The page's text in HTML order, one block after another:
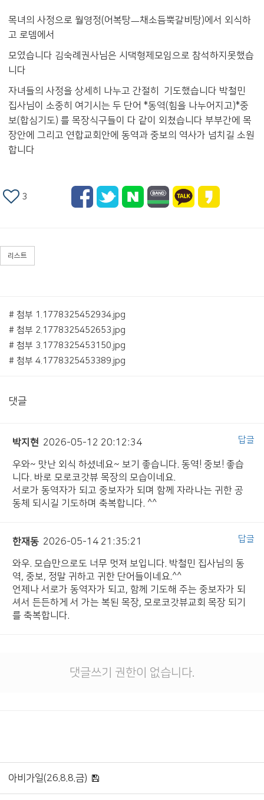
목녀의 사정으로 월영정(어복탕ㅡ채소듬뿍갈비탕)에서 외식하
고 로뎀에서
모였습니다 김숙례권사님은 시댁형제모임으로 참석하지못했습
니다
자녀들의 사정을 상세히 나누고 간절히 기도했습니다 박철민
집사님이 소중히 여기시는 두 단어 *동역(힘을 나누어지고)*중
보(합심기도) 를 목장식구들이 다 같이 외쳤습니다 부부간에 목
장안에 그리고 연합교회안에 동역과 중보의 역사가 넘치길 소원
합니다
3
리스트
# 첨부 1.1778325452934.jpg
# 첨부 2.1778325452653.jpg
# 첨부 3.1778325453150.jpg
# 첨부 4.1778325453389.jpg
댓글
박지현 2026-05-12 20:12:34
우와~ 맛난 외식 하셨네요~ 보기 좋습니다. 동역! 중보! 좋습
니다. 바로 모로코갓뷰 목장의 모습이네요.
서로가 동역자가 되고 중보자가 되며 함께 자라나는 귀한 공
동체 되시길 기도하며 축복합니다. ^^
답글
한재동 2026-05-14 21:35:21
와우. 모습만으로도 너무 멋져 보입니다. 박철민 집사님의 동
역, 중보, 정말 귀하고 귀한 단어들이네요.^^
언제나 서로가 동역자가 되고, 함께 기도해 주는 중보자가 되
셔서 든든하게 서 가는 복된 목장, 모로코갓뷰교회 목장 되기
를 축복합니다.
답글
댓글쓰기 권한이 없습니다.
아비가일(26.8.8.금)